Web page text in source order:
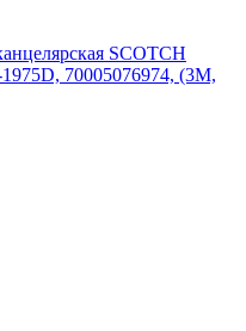
SCOTCH
70005076974, (3М,